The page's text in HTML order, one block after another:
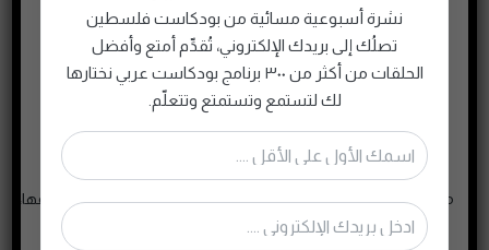
ميزانية التسويق، اختيار المنصة المناسبة، استثمر الميزانية بدل لا تحرقها،
أهمية التحليل
نشرة أسبوعية مسائية من بودكاست فلسطين
تصلُك إلى بريدك الإلكتروني، تُقدِّم أمتع وأفضل
الحلقات من أكثر من ٣٠٠ برنامج بودكاست عربي نختارها
لك لتستمع وتستمتع وتتعلّم.